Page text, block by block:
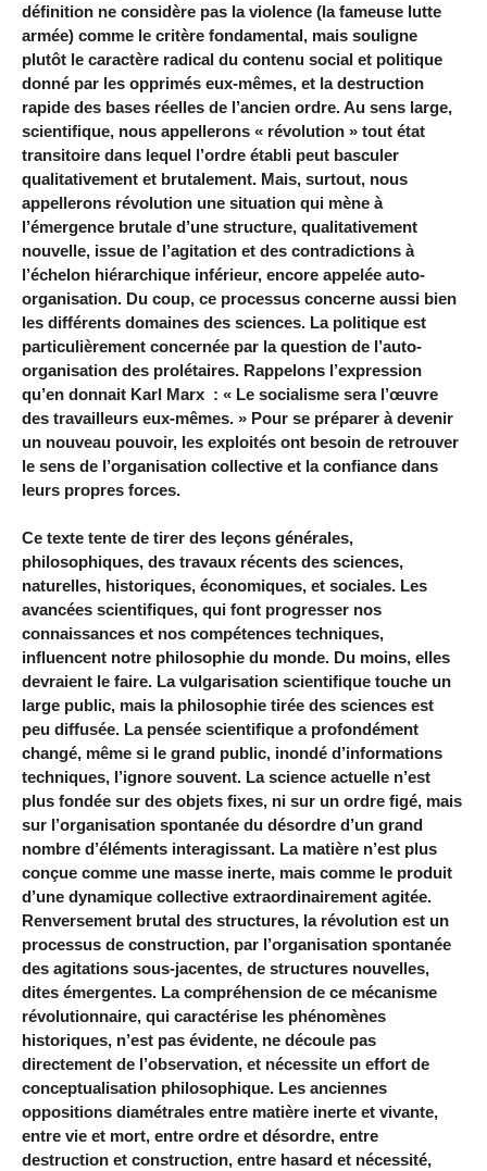
définition ne considère pas la violence (la fameuse lutte
armée) comme le critère fondamental, mais souligne
plutôt le caractère radical du contenu social et politique
donné par les opprimés eux-mêmes, et la destruction
rapide des bases réelles de l’ancien ordre. Au sens large,
scientifique, nous appellerons « révolution » tout état
transitoire dans lequel l’ordre établi peut basculer
qualitativement et brutalement. Mais, surtout, nous
appellerons révolution une situation qui mène à
l’émergence brutale d’une structure, qualitativement
nouvelle, issue de l’agitation et des contradictions à
l’échelon hiérarchique inférieur, encore appelée auto-
organisation. Du coup, ce processus concerne aussi bien
les différents domaines des sciences. La politique est
particulièrement concernée par la question de l’auto-
organisation des prolétaires. Rappelons l’expression
qu’en donnait Karl Marx : « Le socialisme sera l’œuvre
des travailleurs eux-mêmes. » Pour se préparer à devenir
un nouveau pouvoir, les exploités ont besoin de retrouver
le sens de l’organisation collective et la confiance dans
leurs propres forces.
Ce texte tente de tirer des leçons générales,
philosophiques, des travaux récents des sciences,
naturelles, historiques, économiques, et sociales. Les
avancées scientifiques, qui font progresser nos
connaissances et nos compétences techniques,
influencent notre philosophie du monde. Du moins, elles
devraient le faire. La vulgarisation scientifique touche un
large public, mais la philosophie tirée des sciences est
peu diffusée. La pensée scientifique a profondément
changé, même si le grand public, inondé d’informations
techniques, l’ignore souvent. La science actuelle n’est
plus fondée sur des objets fixes, ni sur un ordre figé, mais
sur l’organisation spontanée du désordre d’un grand
nombre d’éléments interagissant. La matière n’est plus
conçue comme une masse inerte, mais comme le produit
d’une dynamique collective extraordinairement agitée.
Renversement brutal des structures, la révolution est un
processus de construction, par l’organisation spontanée
des agitations sous-jacentes, de structures nouvelles,
dites émergentes. La compréhension de ce mécanisme
révolutionnaire, qui caractérise les phénomènes
historiques, n’est pas évidente, ne découle pas
directement de l’observation, et nécessite un effort de
conceptualisation philosophique. Les anciennes
oppositions diamétrales entre matière inerte et vivante,
entre vie et mort, entre ordre et désordre, entre
destruction et construction, entre hasard et nécessité,